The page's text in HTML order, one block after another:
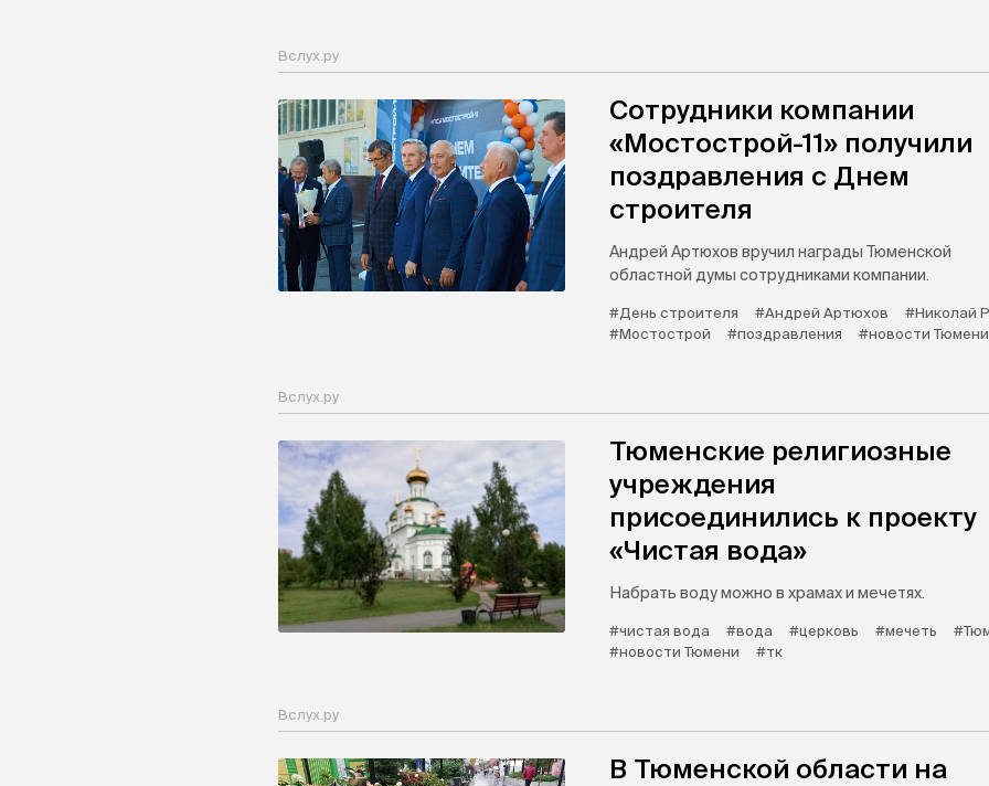
Вслух.ру
Сотрудники компании
«Мостострой-11» получили
поздравления с Днем
строителя
Андрей Артюхов вручил награды Тюменской
областной думы сотрудниками компании.
#День строителя #Андрей Артюхов
#Николай
#Мостострой
#поздравления #новости Тюмени
Вслух.ру
Тюменские религиозные
учреждения
присоединились к проекту
«Чистая вода»
Набрать воду можно в храмах и мечетях.
#чистая вода #вода #церковь #мечеть
#новости Тюмени
#тк
Вслух.ру
В Тюменской области на